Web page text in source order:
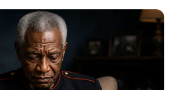
Zwei Museen in der Festung, das
Wesel und das Preußen-
Westfalen, informieren über die
Zitadelle. Informationen unter
de.wik
Zitadelle Wesel.